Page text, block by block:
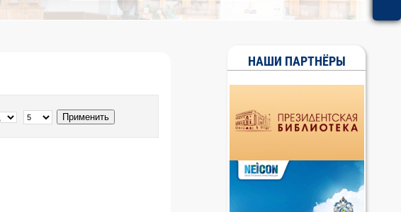
Применить
НАШИ ПАРТНЁРЫ